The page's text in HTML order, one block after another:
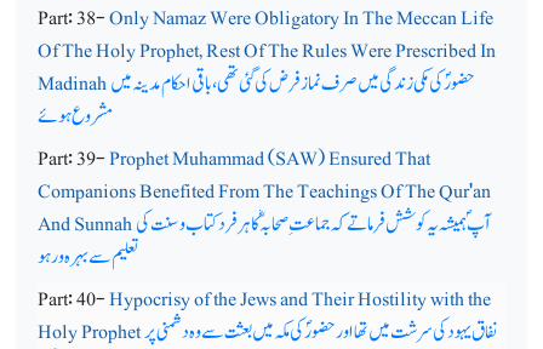
Part: 38-Only Namaz Were Obligatory In The Meccan Life
Of The Holy Prophet, Rest Of The Rules Were Prescribed In
Madinahحضورؐ کی مکی زندگی میں صرف نماز فرض کی گئی تھی ، باقی احکام مدینہ میں
مشروع ہوئے
Part: 39-Prophet Muhammad (SAW) Ensured That
Companions Benefited From The Teachings Of The Qur'an
And Sunnahآپ ؐ ہمیشہ یہ کوشش فرماتے کہ جماعت ِ صحابہؓ کا ہرفرد کتاب و سنت کی
تعلیم سے بہرہ ور ہو
Part: 40-Hypocrisy of the Jews and Their Hostility with the
Holy Prophetنفاق یہود کی سرشت میں تھا اور حضورؐ کی مکہ میں بعثت سے وہ دشمنی پر